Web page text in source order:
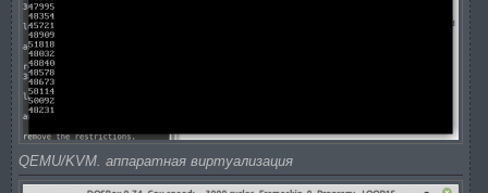
QEMU/KVM. аппаратная виртуализация